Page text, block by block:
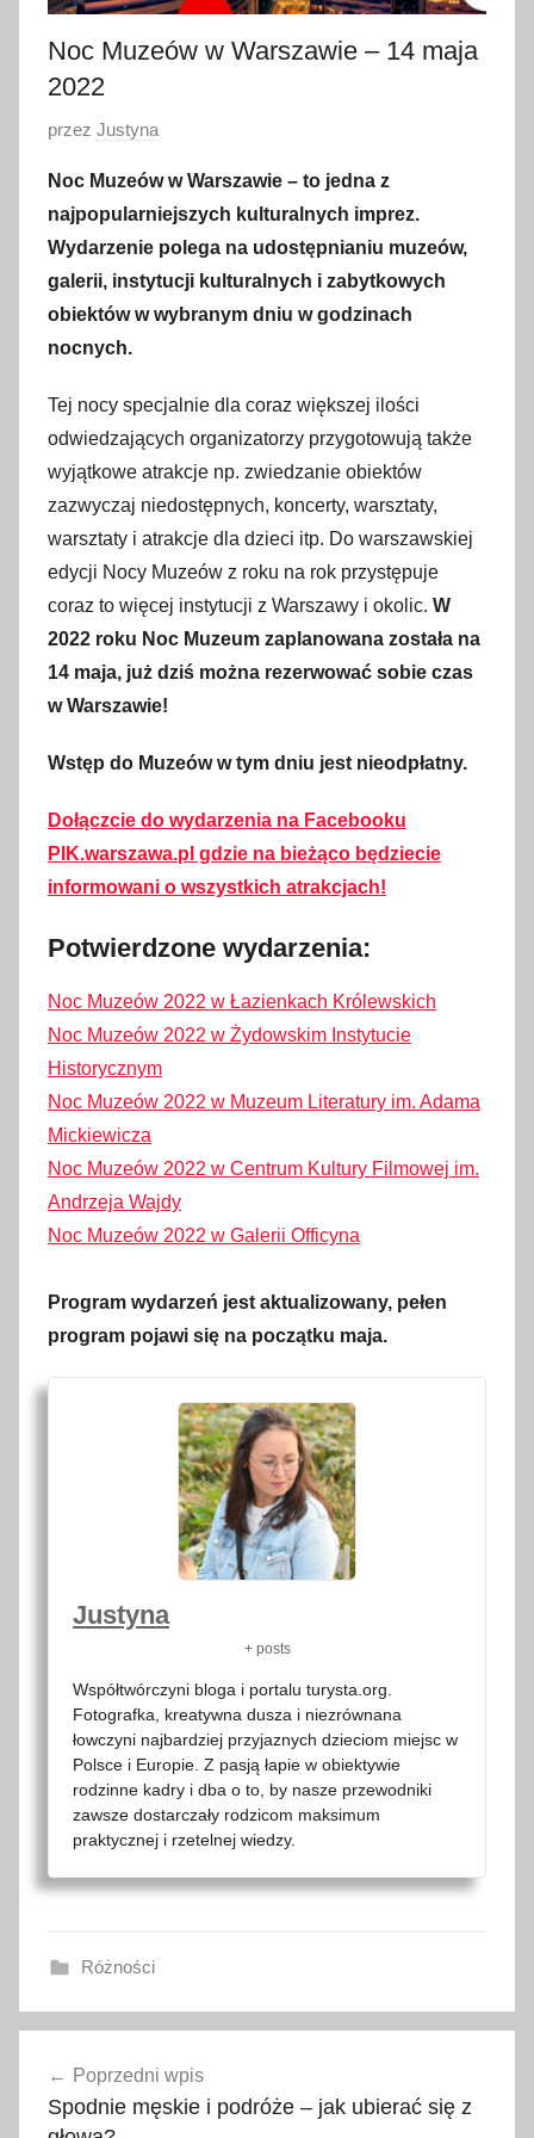
Noc Muzeów w Warszawie – 14 maja
2022
O
u
b
l
i
k
o
a
n
o
3
0
m
2
2
przez Justyna
Noc Muzeów w Warszawie – to jedna z
najpopularniejszych kulturalnych imprez.
Wydarzenie polega na udostępnianiu muzeów,
galerii, instytucji kulturalnych i zabytkowych
obiektów w wybranym dniu w godzinach
nocnych.
Tej nocy specjalnie dla coraz większej ilości
odwiedzających organizatorzy przygotowują także
wyjątkowe atrakcje np. zwiedzanie obiektów
zazwyczaj niedostępnych, koncerty, warsztaty,
warsztaty i atrakcje dla dzieci itp. Do warszawskiej
edycji Nocy Muzeów z roku na rok przystępuje
coraz to więcej instytucji z Warszawy i okolic. W
2022 roku Noc Muzeum zaplanowana została na
14 maja, już dziś można rezerwować sobie czas
w Warszawie!
Wstęp do Muzeów w tym dniu jest nieodpłatny.
Dołączcie do wydarzenia na Facebooku
PIK.warszawa.pl gdzie na bieżąco będziecie
informowani o wszystkich atrakcjach!
Potwierdzone wydarzenia:
Noc Muzeów 2022 w Łazienkach Królewskich
Noc Muzeów 2022 w Żydowskim Instytucie
Historycznym
Noc Muzeów 2022 w Muzeum Literatury im. Adama
Mickiewicza
Noc Muzeów 2022 w Centrum Kultury Filmowej im.
Andrzeja Wajdy
Noc Muzeów 2022 w Galerii Officyna
Program wydarzeń jest aktualizowany, pełen
program pojawi się na początku maja.
Justyna
+ posts
Współtwórczyni bloga i portalu turysta.org.
Fotografka, kreatywna dusza i niezrównana
łowczyni najbardziej przyjaznych dzieciom miejsc w
Polsce i Europie. Z pasją łapie w obiektywie
rodzinne kadry i dba o to, by nasze przewodniki
zawsze dostarczały rodzicom maksimum
praktycznej i rzetelnej wiedzy.
Różności
m
wpisu
Poprzedni wpis
Spodnie męskie i podróże – jak ubierać się z